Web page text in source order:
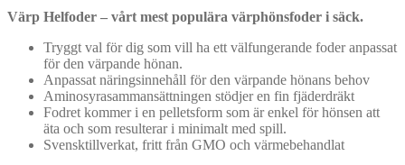
Värp Helfoder – vårt mest populära värphönsfoder i säck.
Tryggt val för dig som vill ha ett välfungerande foder anpassat
för den värpande hönan.
Anpassat näringsinnehåll för den värpande hönans behov
Aminosyrasammansättningen stödjer en fin fjäderdräkt
Fodret kommer i en pelletsform som är enkel för hönsen att
äta och som resulterar i minimalt med spill.
Svensktillverkat, fritt från GMO och värmebehandlat